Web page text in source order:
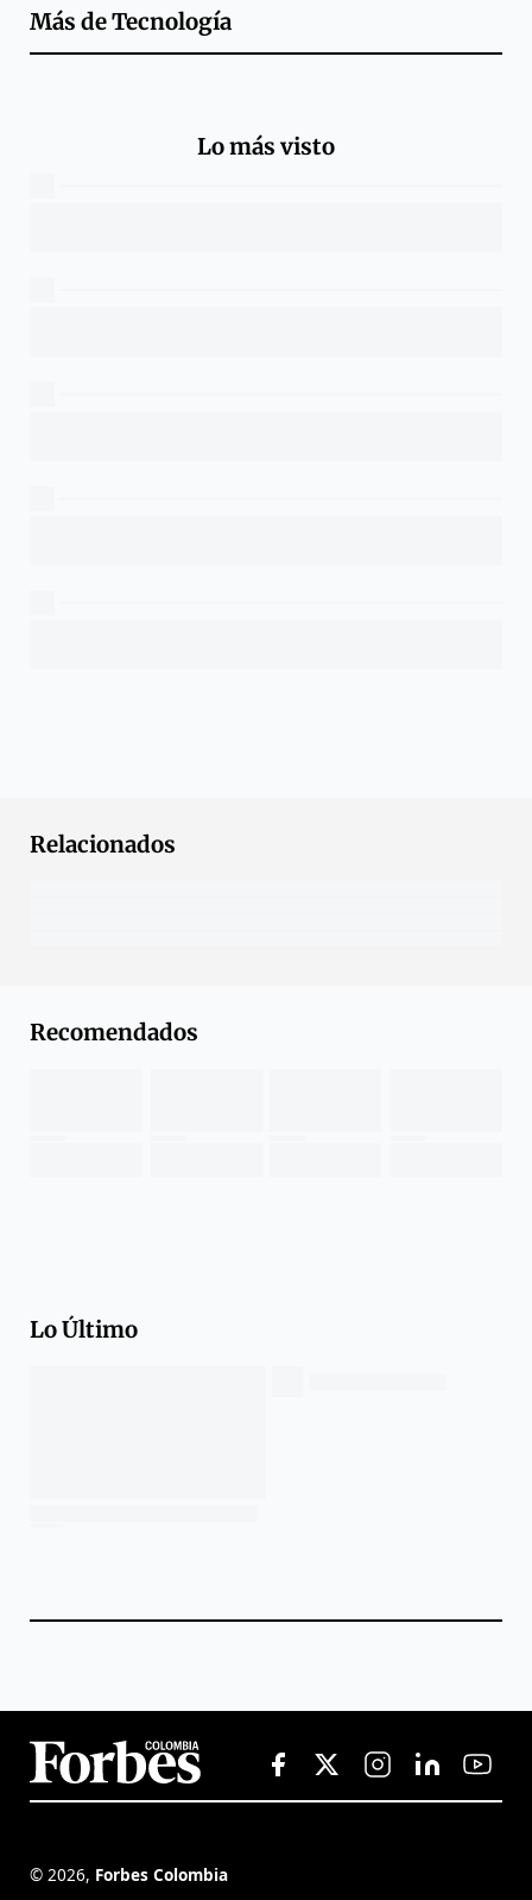
Más deTecnología
Lo más visto
Relacionados
Recomendados
Lo Último
© 2026, Forbes Colombia